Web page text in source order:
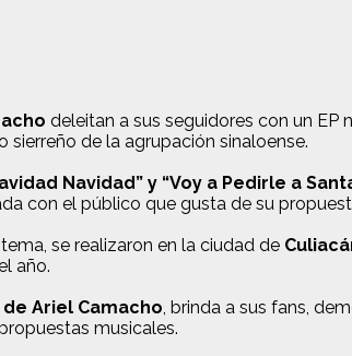
deleitan a sus seguidores con un EP
de la agrupación sinaloense.
Navidad” y “Voy a Pedirle a
con el público que gusta de su
se realizaron en la ciudad de
año.
Ariel Camacho, brinda a sus fans,
musicales.